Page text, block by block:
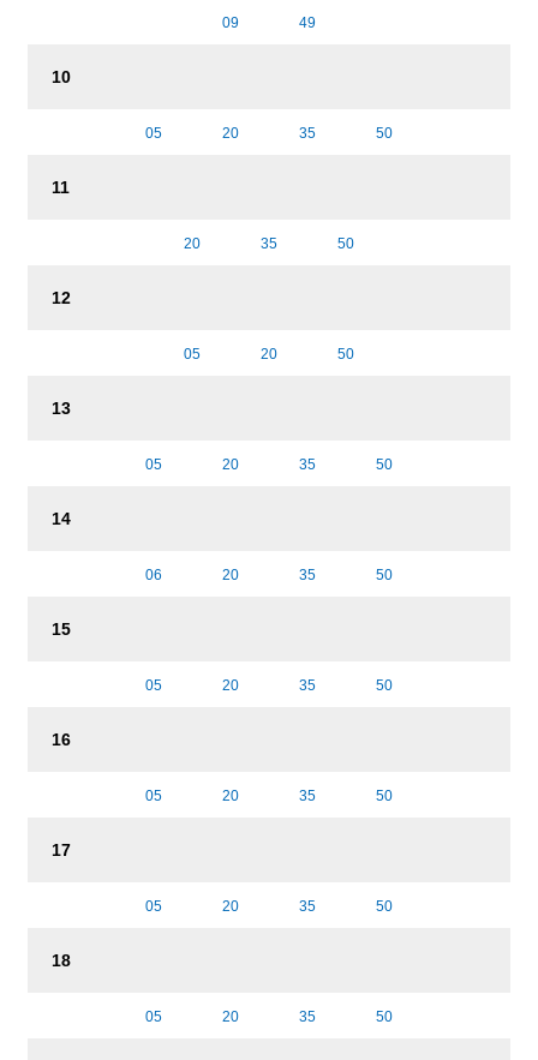
09 49
10
05 20 35 50
11
20 35 50
12
05 20 50
13
05 20 35 50
14
06 20 35 50
15
05 20 35 50
16
05 20 35 50
17
05 20 35 50
18
05 20 35 50